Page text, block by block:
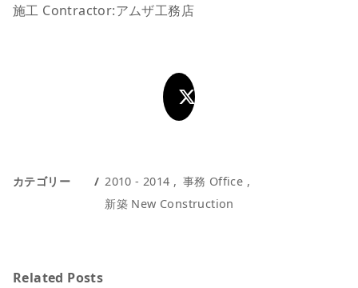
施工 Contractor:アムザ工務店
カテゴリー 2010 - 2014
事務 Office
新築 New Construction
Related Posts